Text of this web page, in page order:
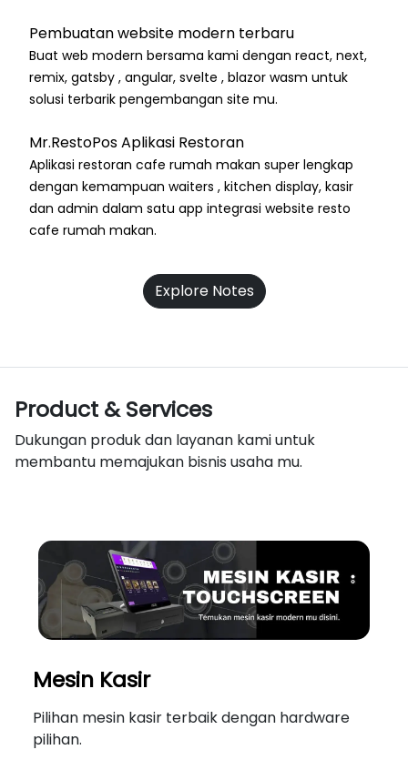
Pembuatan website modern terbaru
Buat web modern bersama kami dengan react, next,
remix, gatsby , angular, svelte , blazor wasm untuk
solusi terbarik pengembangan site mu.
Mr.RestoPos Aplikasi Restoran
Aplikasi restoran cafe rumah makan super lengkap
dengan kemampuan waiters , kitchen display, kasir
dan admin dalam satu app integrasi website resto
cafe rumah makan.
Explore Notes
Product & Services
Dukungan produk dan layanan kami untuk
membantu memajukan bisnis usaha mu.
Mesin Kasir
Pilihan mesin kasir terbaik dengan hardware
pilihan.